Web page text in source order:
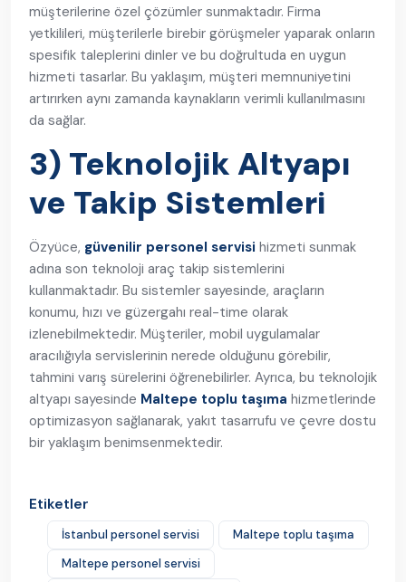
müşterilerine özel çözümler sunmaktadır. Firma
yetkilileri, müşterilerle birebir görüşmeler yaparak onların
spesifik taleplerini dinler ve bu doğrultuda en uygun
hizmeti tasarlar. Bu yaklaşım, müşteri memnuniyetini
artırırken aynı zamanda kaynakların verimli kullanılmasını
da sağlar.
3) Teknolojik Altyapı
ve Takip Sistemleri
Özyüce, güvenilir personel servisi hizmeti sunmak
adına son teknoloji araç takip sistemlerini
kullanmaktadır. Bu sistemler sayesinde, araçların
konumu, hızı ve güzergahı real-time olarak
izlenebilmektedir. Müşteriler, mobil uygulamalar
aracılığıyla servislerinin nerede olduğunu görebilir,
tahmini varış sürelerini öğrenebilirler. Ayrıca, bu teknolojik
altyapı sayesinde Maltepe toplu taşıma hizmetlerinde
optimizasyon sağlanarak, yakıt tasarrufu ve çevre dostu
bir yaklaşım benimsenmektedir.
Etiketler
İstanbul personel servisi
Maltepe toplu taşıma
Maltepe personel servisi